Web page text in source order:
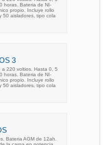
horas. Bateria de NI-
propio. Incluye rollo
50 aisladores, tipo cola
3
a 220 voltios. Hasta 0, 5
horas. Bateria de NI-
propio. Incluye rollo
50 aisladores, tipo cola
Bateria AGM de 12ah.